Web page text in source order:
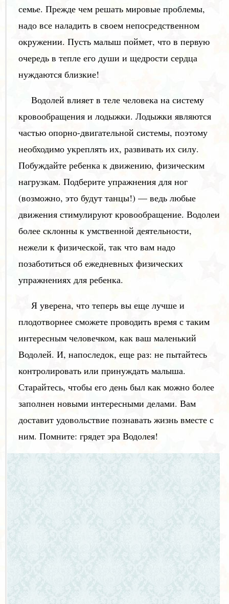
семье. Прежде чем решать мировые проблемы,
надо все наладить в своем непосредственном
окружении. Пусть малыш поймет, что в первую
очередь в тепле его души и щедрости сердца
нуждаются близкие!
Водолей влияет в теле человека на систему
кровообращения и лодыжки. Лодыжки являются
частью опорно-двигательной системы, поэтому
необходимо укреплять их, развивать их силу.
Побуждайте ребенка к движению, физическим
нагрузкам. Подберите упражнения для ног
(возможно, это будут танцы!) — ведь любые
движения стимулируют кровообращение. Водолеи
более склонны к умственной деятельности,
нежели к физической, так что вам надо
позаботиться об ежедневных физических
упражнениях для ребенка.
Я уверена, что теперь вы еще лучше и
плодотворнее сможете проводить время с таким
интересным человечком, как ваш маленький
Водолей. И, напоследок, еще раз: не пытайтесь
контролировать или принуждать малыша.
Старайтесь, чтобы его день был как можно более
заполнен новыми интересными делами. Вам
доставит удовольствие познавать жизнь вместе с
ним. Помните: грядет эра Водолея!